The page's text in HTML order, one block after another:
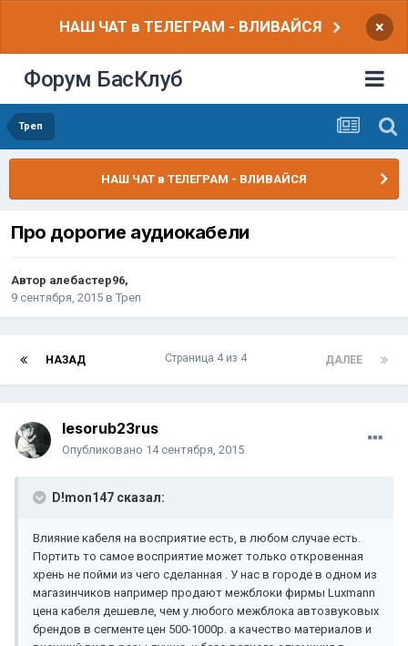
НАШ ЧАТ в ТЕЛЕГРАМ - ВЛИВАЙСЯ ×
Форум БасКлуб
Треп
НАШ ЧАТ в ТЕЛЕГРАМ - ВЛИВАЙСЯ
Про дорогие аудиокабели
Автор алебастер96,
9 сентября, 2015 в Треп
НАЗАД ДАЛЕЕ
Страница 4 из 4
lesorub23rus
Опубликовано 14 сентября, 2015
D!mon147 сказал:
Влияние кабеля на восприятие есть, в любом случае есть.
Портить то самое восприятие может только откровенная
хрень не пойми из чего сделанная . У нас в городе в одном из
магазинчиков например продают межблоки фирмы Luxmann
цена кабеля дешевле, чем у любого межблока автозвуковых
брендов в сегменте цен 500-1000р. а качество материалов и